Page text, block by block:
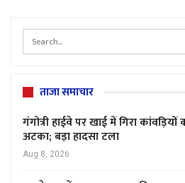
ताजा समाचार
गंगोत्री हाईवे पर खाई में गिरा
अटका; बड़ा हादसा टला
Aug 8, 2026